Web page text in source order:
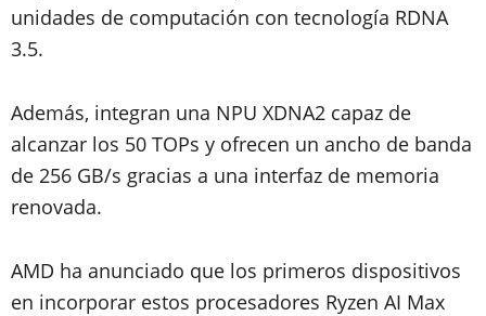
unidades de computación con tecnología RDNA
3.5.
Además, integran una NPU XDNA2 capaz de
alcanzar los 50 TOPs y ofrecen un ancho de banda
de 256 GB/s gracias a una interfaz de memoria
renovada.
AMD ha anunciado que los primeros dispositivos
en incorporar estos procesadores Ryzen AI Max